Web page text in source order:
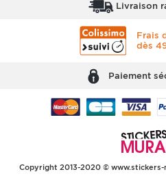
Livraison
Frais
dès
Paiement
Copyright 2013-2020 © www.stickers-